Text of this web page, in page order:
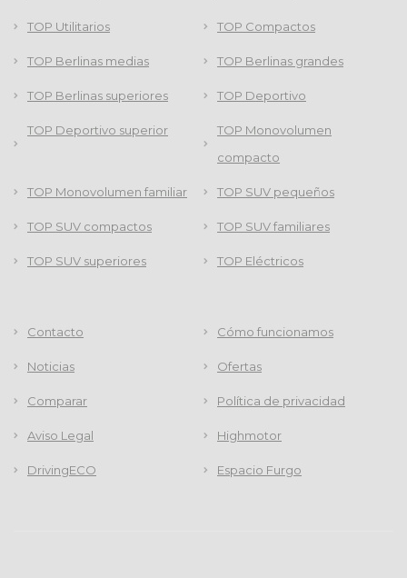
TOP Utilitarios TOP Compactos
TOP Berlinas medias TOP Berlinas grandes
TOP Berlinas superiores TOP Deportivo
TOP Deportivo superior
TOP Monovolumen
compacto
TOP Monovolumen familiar TOP SUV pequeños
TOP SUV compactos TOP SUV familiares
TOP SUV superiores TOP Eléctricos
Contacto Cómo funcionamos
Noticias Ofertas
Comparar Política de privacidad
Aviso Legal Highmotor
DrivingECO Espacio Furgo